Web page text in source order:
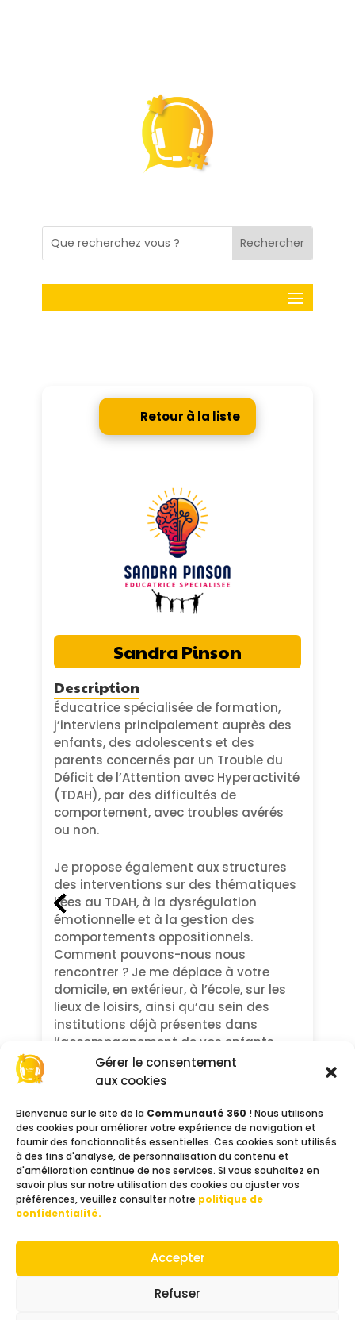
Gérer le consentement
aux cookies
Bienvenue sur le site de la Communauté 360 ! Nous utilisons
des cookies pour améliorer votre expérience de navigation et
fournir des fonctionnalités essentielles. Ces cookies sont utilisés
à des fins d'analyse, de personnalisation du contenu et
d'amélioration continue de nos services. Si vous souhaitez en
savoir plus sur notre utilisation des cookies ou ajuster vos
préférences, veuillez consulter notre politique de
confidentialité.
Accepter
Refuser
Retour à la liste
Sandra Pinson
Description
Éducatrice spécialisée de formation,
j’interviens principalement auprès des
enfants, des adolescents et des
parents concernés par un Trouble du
Déficit de l’Attention avec Hyperactivité
(TDAH), par des difficultés de
comportement, avec troubles avérés
ou non.
Je propose également aux structures
des interventions sur des thématiques
liées au TDAH, à la dysrégulation
émotionnelle et à la gestion des
comportements oppositionnels.
Comment pouvons-nous nous
rencontrer ? Je me déplace à votre
domicile, en extérieur, à l’école, sur les
lieux de loisirs, ainsi qu’au sein des
institutions déjà présentes dans
l’accompagnement de vos enfants.
Chaque demande est étudiée avec
d’intervention s’étend de Saint-Leu à
Saint-André.
Contacts
Téléphone :
sandrapinson.educ@gmail.com
sandrapinson-educlib.fr